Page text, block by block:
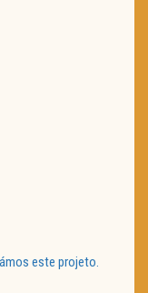
este projeto.